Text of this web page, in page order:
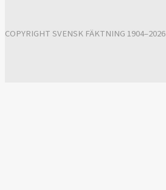
COPYRIGHT SVENSK FÄKTNING 1904–2026